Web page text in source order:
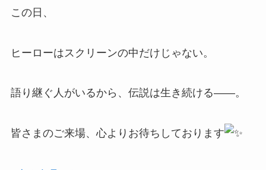
この日、
ヒーローはスクリーンの中だけじゃない。
語り継ぐ人がいるから、伝説は生き続ける——。
皆さまのご来場、心よりお待ちしております